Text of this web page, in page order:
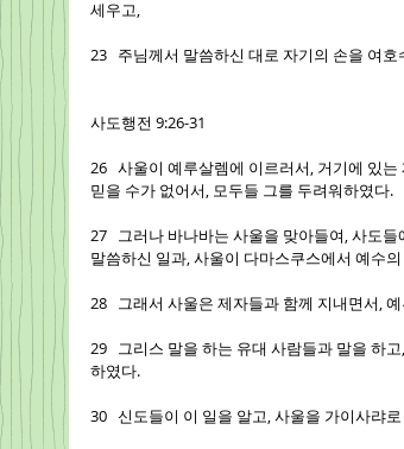
세우고,
23   주님께서 말씀하신 대로 자기의 손을 여
사도행전 9:26-31
26   사울이 예루살렘에 이르러서, 거기에 있
믿을 수가 없어서, 모두들 그를 두려워하였다.
27   그러나 바나바는 사울을 맞아들여, 사
말씀하신 일과, 사울이 다마스쿠스에서 예수
28   그래서 사울은 제자들과 함께 지내면서,
29   그리스 말을 하는 유대 사람들과 말을
하였다.
30   신도들이 이 일을 알고, 사울을 가이사랴